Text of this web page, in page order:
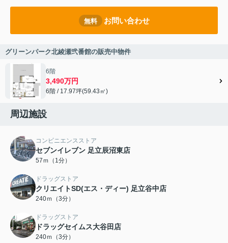
無料 お問い合わせ
グリーンパーク北綾瀬弐番館の販売中物件
6階
3,490万円
6階 / 17.97坪(59.43㎡)
周辺施設
コンビニエンスストア
セブンイレブン 足立辰沼東店
57ｍ（1分）
ドラッグストア
クリエイトSD(エス・ディー) 足立谷中店
240ｍ（3分）
ドラッグストア
ドラッグセイムス大谷田店
240ｍ（3分）